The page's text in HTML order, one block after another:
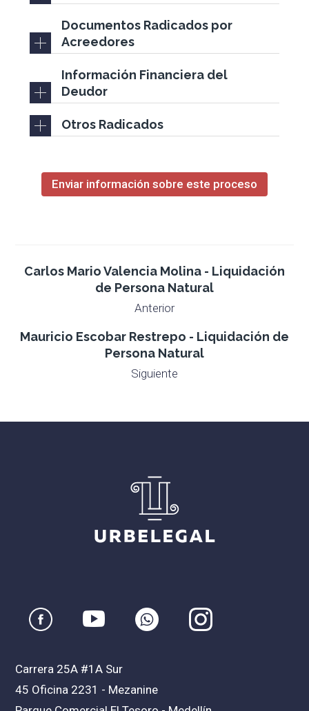
Documentos Radicados por
Acreedores
Información Financiera del
Deudor
Otros Radicados
Enviar información sobre este proceso
Carlos Mario Valencia Molina - Liquidación
de Persona Natural
Anterior
Mauricio Escobar Restrepo - Liquidación de
Persona Natural
Siguiente
Carrera 25A #1A Sur
45 Oficina 2231 - Mezanine